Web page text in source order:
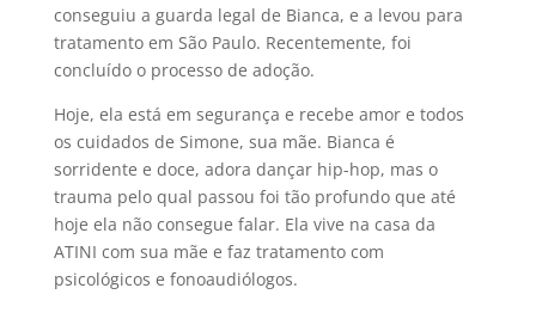
conseguiu a guarda legal de Bianca, e a levou para
tratamento em São Paulo. Recentemente, foi
concluído o processo de adoção.
Hoje, ela está em segurança e recebe amor e todos
os cuidados de Simone, sua mãe. Bianca é
sorridente e doce, adora dançar hip-hop, mas o
trauma pelo qual passou foi tão profundo que até
hoje ela não consegue falar. Ela vive na casa da
ATINI com sua mãe e faz tratamento com
psicológicos e fonoaudiólogos.